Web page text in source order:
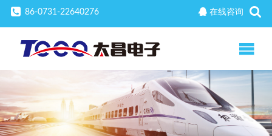
86-0731-22640276 在线咨询